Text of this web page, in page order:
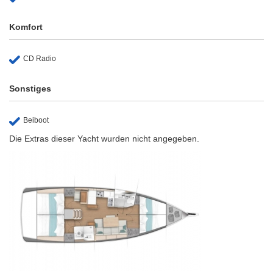
Komfort
CD Radio
Sonstiges
Beiboot
Die Extras dieser Yacht wurden nicht angegeben.